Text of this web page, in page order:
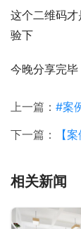
这个二维码
验下
今晚分享完毕
上一篇： #案例
下一篇：
【
相关新闻